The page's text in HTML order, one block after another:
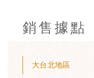
銷售據點
大台北地區